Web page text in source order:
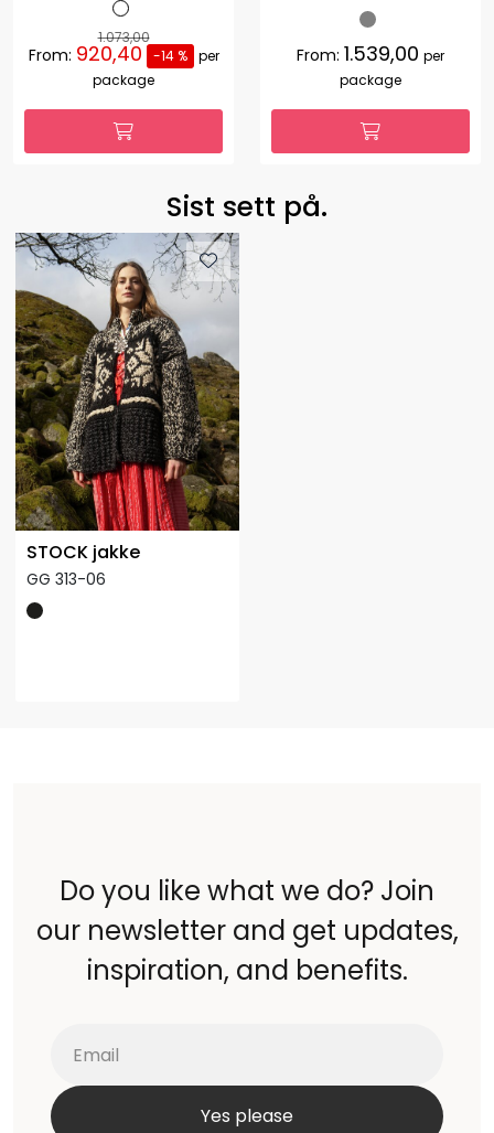
1.073,00
From: 920,40 -14 %
per
package
From: 1.539,00 per
package
Sist sett på.
STOCK jakke
GG 313-06
Do you like what we do? Join
our newsletter and get updates,
inspiration, and benefits.